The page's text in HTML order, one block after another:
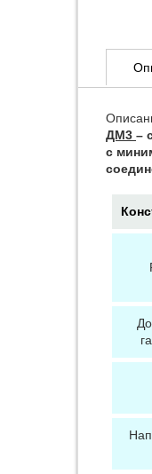
ДМ3 –
с